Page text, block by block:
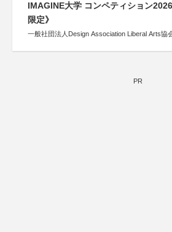
IMAGINE大学 コンペティション
限定》
一般社団法人Design Association Liberal Arts協
PR